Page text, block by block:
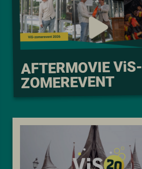
AFTERMOVIE ViS-
ZOMEREVENT